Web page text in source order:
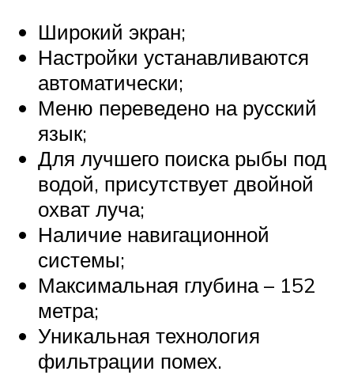
Широкий экран;
Настройки устанавливаются
автоматически;
Меню переведено на русский
язык;
Для лучшего поиска рыбы под
водой, присутствует двойной
охват луча;
Наличие навигационной
системы;
Максимальная глубина – 152
метра;
Уникальная технология
фильтрации помех.